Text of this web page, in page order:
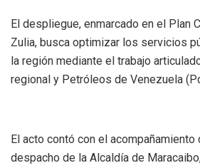
El despliegue, enmarcado en el Plan
Zulia, busca optimizar los servicios
la región mediante el trabajo
regional y Petróleos de Venezuela
El acto contó con el
despacho de la Alcaldía de